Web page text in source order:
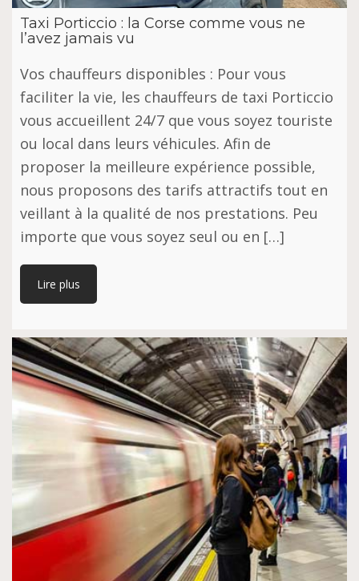
Taxi Porticcio : la Corse comme vous ne
l’avez jamais vu
Vos chauffeurs disponibles : Pour vous
faciliter la vie, les chauffeurs de taxi Porticcio
vous accueillent 24/7 que vous soyez touriste
ou local dans leurs véhicules. Afin de
proposer la meilleure expérience possible,
nous proposons des tarifs attractifs tout en
veillant à la qualité de nos prestations. Peu
importe que vous soyez seul ou en […]
Lire plus